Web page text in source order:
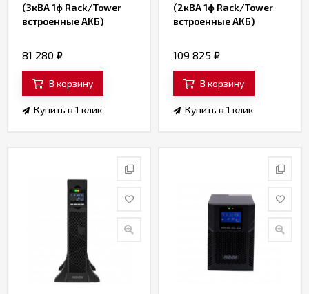
(3кВА 1ф Rack/Tower
встроенные АКБ)
81 280 ₽
В корзину
Купить в 1 клик
(2кВА 1ф Rack/Tower
встроенные АКБ)
109 825 ₽
В корзину
Купить в 1 клик